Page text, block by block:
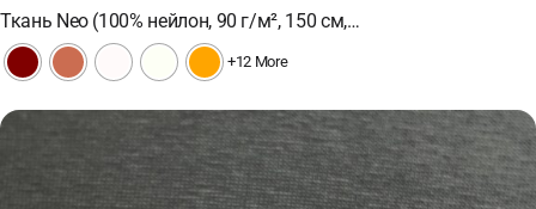
Ткань Neo (100% нейлон, 90 г/м², 150 см,…
+12 More